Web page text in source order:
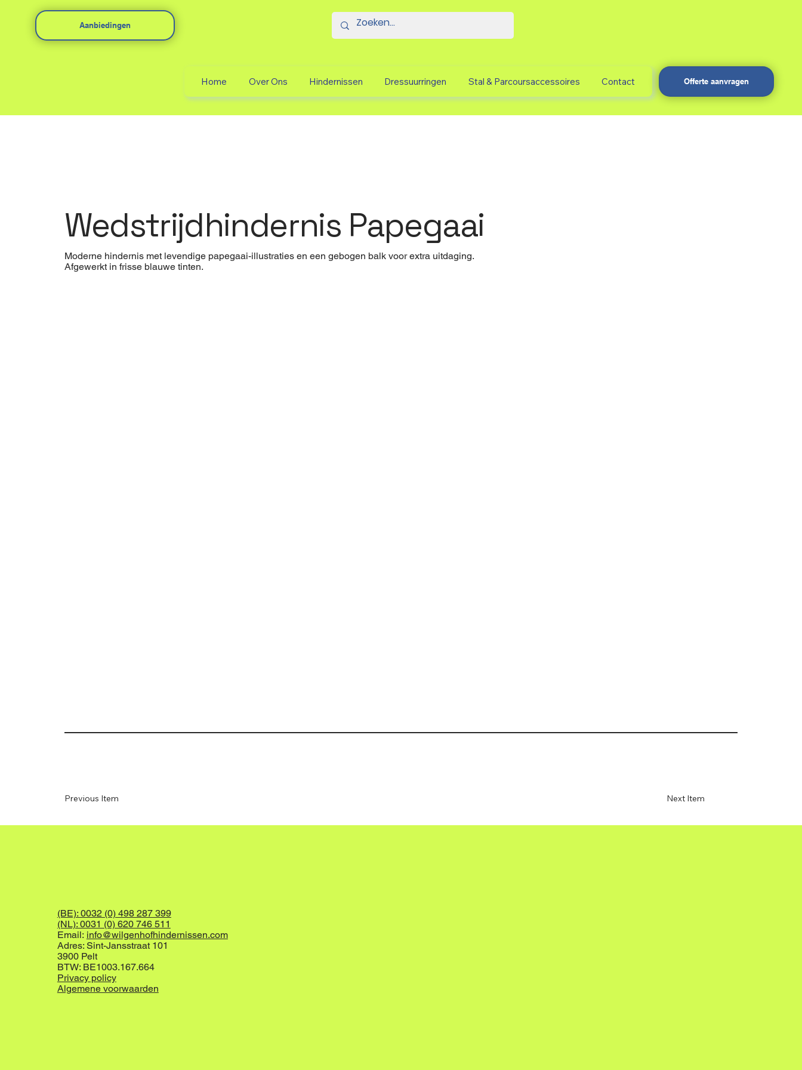
Home Over Ons Hindernissen Dressuurringen Stal & Parcoursaccessoires Contact
Aanbiedingen
Offerte aanvragen
Wedstrijdhindernis Papegaai
Moderne hindernis met levendige papegaai-illustraties en een gebogen balk voor extra uitdaging.
Afgewerkt in frisse blauwe tinten.
Next Item
Previous Item
(BE): 0032 (0) 498 287 399
(NL): 0031 (0) 620 746 511
Email: info@wilgenhofhindernissen.com
Adres: Sint-Jansstraat 101
3900 Pelt
BTW: BE1003.167.664
Privacy policy
Algemene voorwaarden